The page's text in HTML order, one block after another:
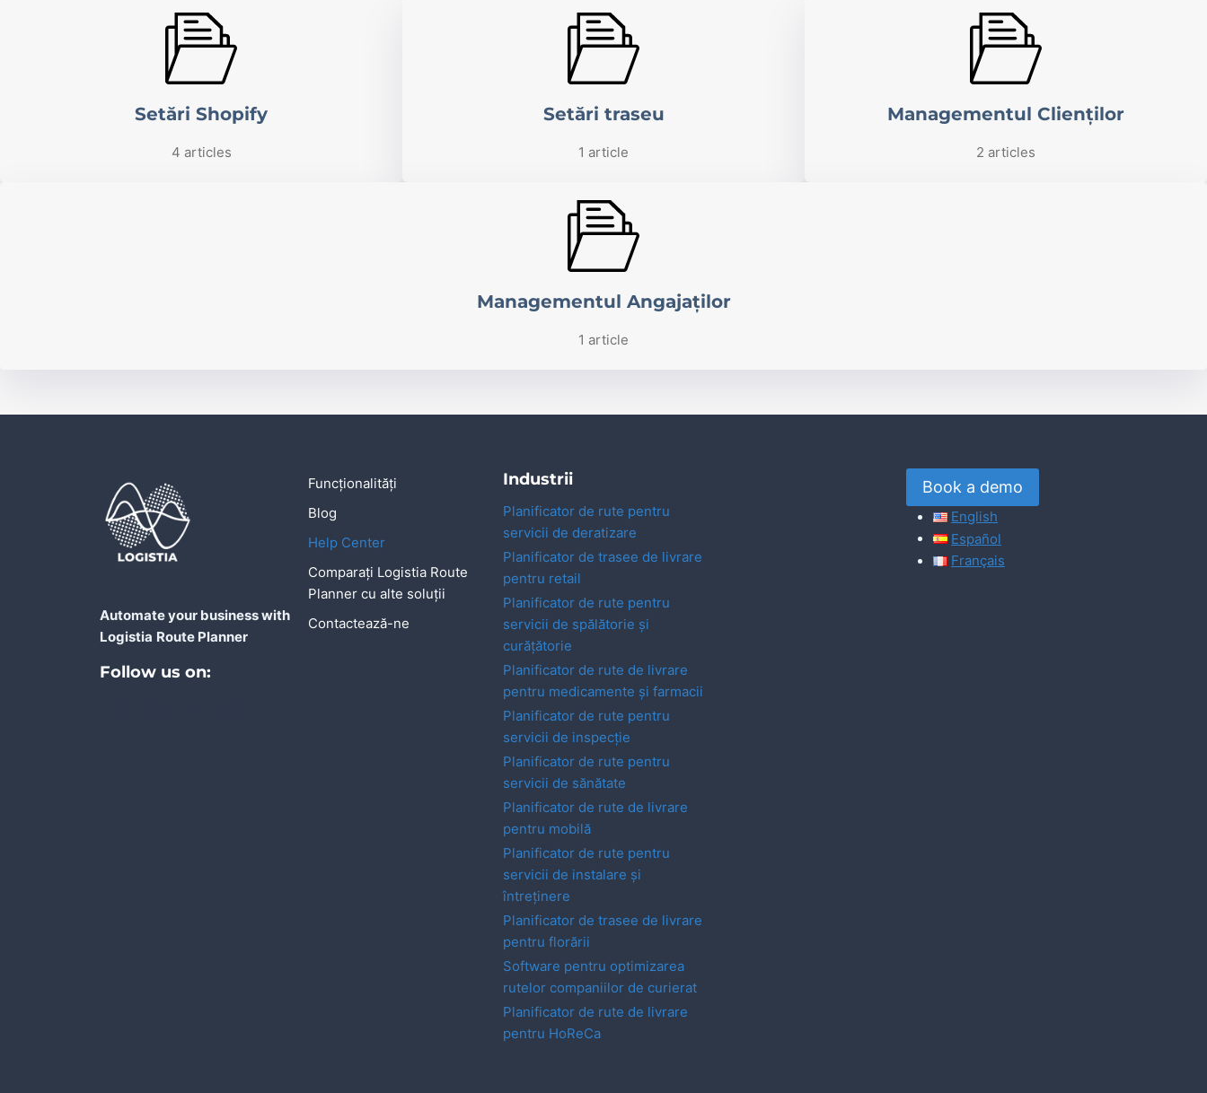
Setări Shopify
4 articles
Setări traseu
1 article
Managementul Clienților
2 articles
Managementul Angajaților
1 article
Automate your business with
Logistia Route Planner
Follow us on:
Funcționalități
Blog
Help Center
Comparați Logistia Route
Planner cu alte soluții
Contactează-ne
Industrii
Planificator de rute pentru
servicii de deratizare
Planificator de trasee de livrare
pentru retail
Planificator de rute pentru
servicii de spălătorie și
curățătorie
Planificator de rute de livrare
pentru medicamente și farmacii
Planificator de rute pentru
servicii de inspecție
Planificator de rute pentru
servicii de sănătate
Planificator de rute de livrare
pentru mobilă
Planificator de rute pentru
servicii de instalare și
întreținere
Planificator de trasee de livrare
pentru florării
Software pentru optimizarea
rutelor companiilor de curierat
Planificator de rute de livrare
pentru HoReCa
Book a demo
English
Español
Français